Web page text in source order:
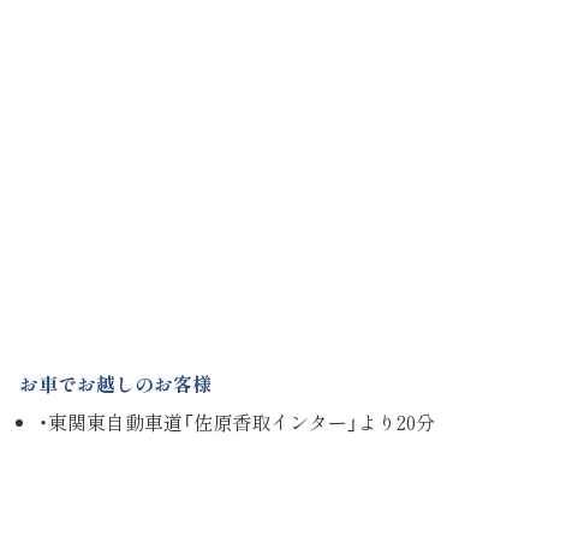
お車でお越しのお客様
・東関東自動車道「佐原香取インター」より20分